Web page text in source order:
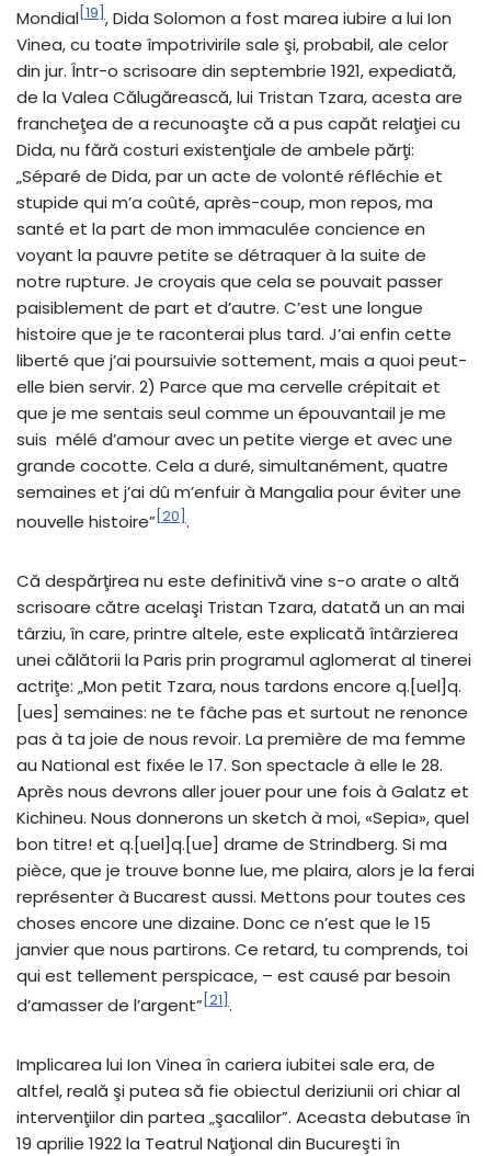
Mondial [19] , Dida Solomon a fost marea iubire a lui Ion
Vinea, cu toate împotrivirile sale şi, probabil, ale celor
din jur. Într-o scrisoare din septembrie 1921, expediată,
de la Valea Călugărească, lui Tristan Tzara, acesta are
francheţea de a recunoaşte că a pus capăt relaţiei cu
Dida, nu fără costuri existenţiale de ambele părţi:
„Séparé de Dida, par un acte de volonté réfléchie et
stupide qui m’a coûté, après-coup, mon repos, ma
santé et la part de mon immaculée concience en
voyant la pauvre petite se détraquer à la suite de
notre rupture. Je croyais que cela se pouvait passer
paisiblement de part et d’autre. C’est une longue
histoire que je te raconterai plus tard. J’ai enfin cette
liberté que j’ai poursuivie sottement, mais a quoi peut-
elle bien servir. 2) Parce que ma cervelle crépitait et
que je me sentais seul comme un épouvantail je me
suis mélé d’amour avec un petite vierge et avec une
grande cocotte. Cela a duré, simultanément, quatre
semaines et j’ai dû m’enfuir à Mangalia pour éviter une
nouvelle histoire” [20] .
Că despărţirea nu este definitivă vine s-o arate o altă
scrisoare către acelaşi Tristan Tzara, datată un an mai
târziu, în care, printre altele, este explicată întârzierea
unei călătorii la Paris prin programul aglomerat al tinerei
actriţe: „Mon petit Tzara, nous tardons encore q.[uel]q.
[ues] semaines: ne te fâche pas et surtout ne renonce
pas à ta joie de nous revoir. La première de ma femme
au National est fixée le 17. Son spectacle à elle le 28.
Après nous devrons aller jouer pour une fois à Galatz et
Kichineu. Nous donnerons un sketch à moi, «Sepia», quel
bon titre! et q.[uel]q.[ue] drame de Strindberg. Si ma
pièce, que je trouve bonne lue, me plaira, alors je la ferai
représenter à Bucarest aussi. Mettons pour toutes ces
choses encore une dizaine. Donc ce n’est que le 15
janvier que nous partirons. Ce retard, tu comprends, toi
qui est tellement perspicace, – est causé par besoin
d’amasser de l’argent” [21] .
Implicarea lui Ion Vinea în cariera iubitei sale era, de
altfel, reală şi putea să fie obiectul deriziunii ori chiar al
intervenţiilor din partea „şacalilor”. Aceasta debutase în
19 aprilie 1922 la Teatrul Naţional din Bucureşti în